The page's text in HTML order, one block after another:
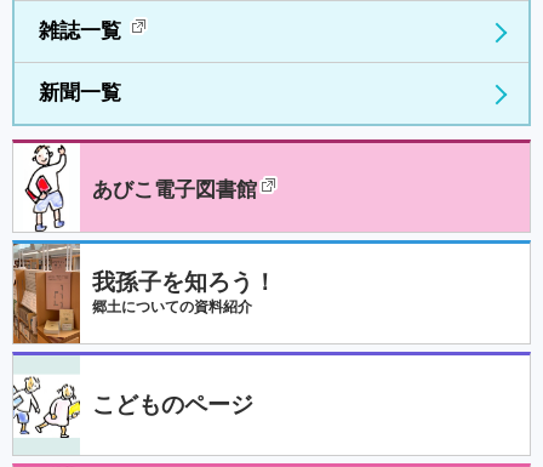
雑誌一覧
新聞一覧
あびこ電子図書館
我孫子を知ろう！
郷土についての資料紹介
こどものページ